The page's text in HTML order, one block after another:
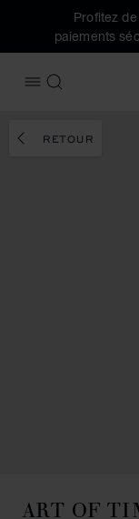
Profitez
paiements
OUVRIR LE
RETOUR
ART OF